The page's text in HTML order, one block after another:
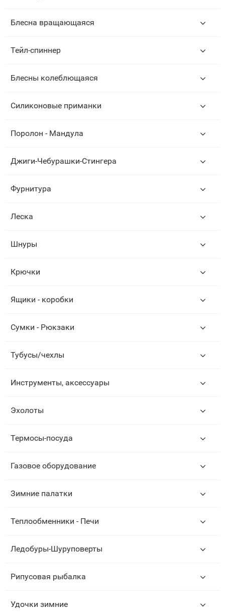
Блесна вращающаяся
Тейл-спиннер
Блесны колеблющаяся
Силиконовые приманки
Поролон - Мандула
Джиги-Чебурашки-Стингера
Фурнитура
Леска
Шнуры
Крючки
Ящики - коробки
Сумки - Рюкзаки
Тубусы/чехлы
Инструменты, аксессуары
Эхолоты
Термосы-посуда
Газовое оборудование
Зимние палатки
Теплообменники - Печи
Ледобуры-Шуруповерты
Рипусовая рыбалка
Удочки зимние